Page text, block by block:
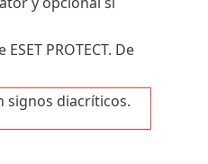
PROTECT. De
signos diacríticos.